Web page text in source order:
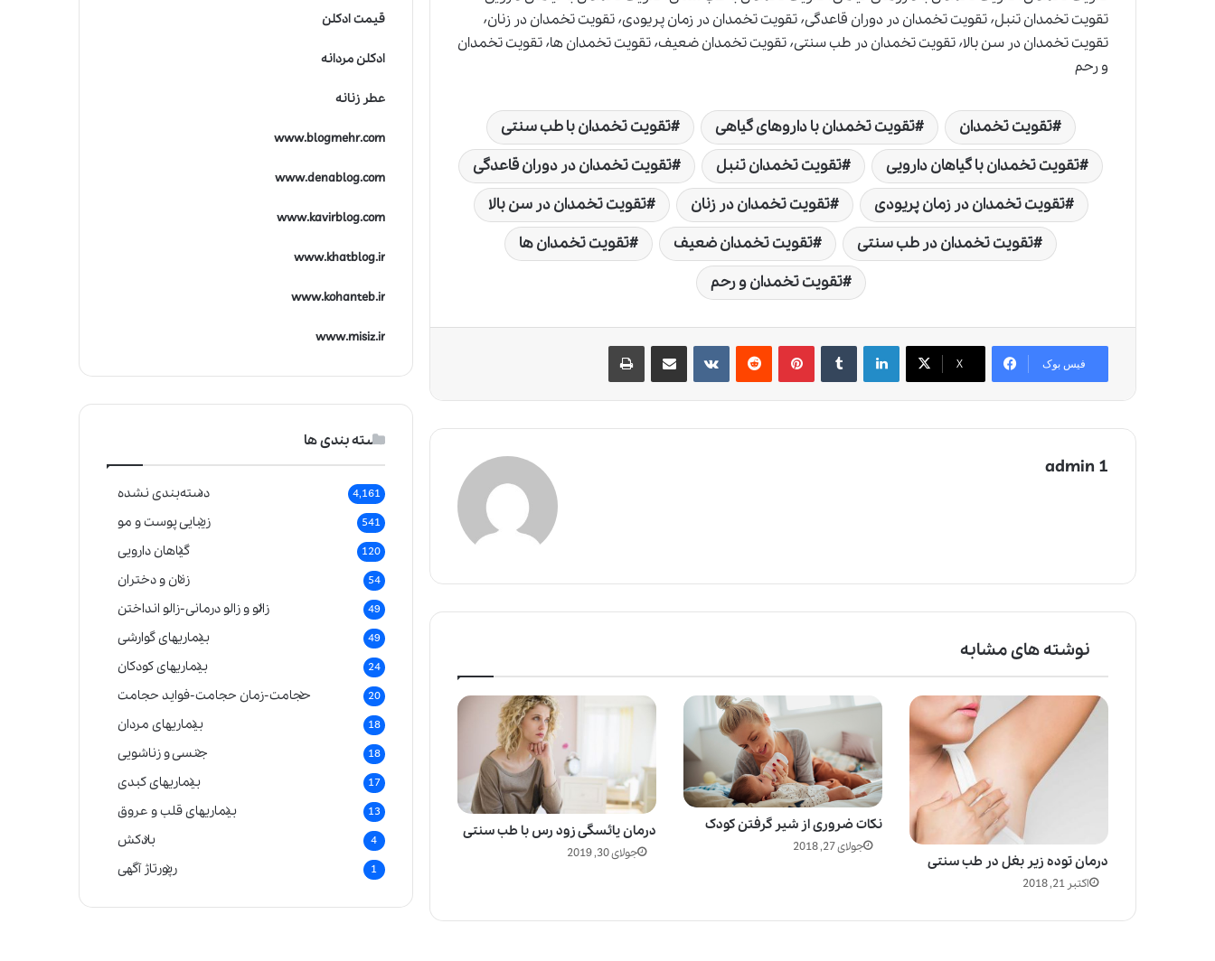
تقویت تخمدان تنبل٬ تقویت تخمدان در دوران قاعدگی٬ تقویت تخمدان در زمان پریودی٬ تقویت تخمدان در زنان٬
تقویت تخمدان در سن بالا٬ تقویت تخمدان در طب سنتی٬ تقویت تخمدان ضعیف٬ تقویت تخمدان ها٬ تقویت تخمدان
و رحم
تقویت تخمدان تقویت تخمدان با داروهای گیاهی
تقویت تخمدان با طب سنتی
تقویت تخمدان با گیاهان دارویی
تقویت تخمدان تنبل
تقویت تخمدان در دوران قاعدگی
تقویت تخمدان در زمان پریودی
تقویت تخمدان در زنان
تقویت تخمدان در سن بالا
تقویت تخمدان در طب سنتی
تقویت تخمدان ضعیف
تقویت تخمدان ها
تقویت تخمدان و رحم
فیس بوک X
لینکدین ‫تامبلر ‫پین‌ترست‫رددیت ‫VKontakteاشتراک گذاری از طریق ایمیل چاپ
admin 1
نوشته های مشابه
درمان یائسگی زود رس با طب سنتی
جولای 30, 2019
نکات ضروری از شیر گرفتن کودک
جولای 27, 2018
درمان توده زیر بغل در طب سنتی
اکتبر 21, 2018
قیمت ادکلن
ادکلن مردانه
عطر زنانه
www.blogmehr.com
www.denablog.com
www.kavirblog.com
www.khatblog.ir
www.kohanteb.ir
www.misiz.ir
دسته بندی ها
دسته‌بندی نشده 4,161
زیبایی پوست و مو 541
گیاهان دارویی 120
زنان و دختران 54
زالو و زالو درمانی-زالو انداختن 49
بیماریهای گوارشی 49
بیماریهای کودکان 24
حجامت-زمان حجامت-فواید حجامت 20
بیماریهای مردان 18
جنسی و زناشویی 18
بیماریهای کبدی 17
بیماریهای قلب و عروق 13
بادکش 4
رپورتاژ آگهی 1